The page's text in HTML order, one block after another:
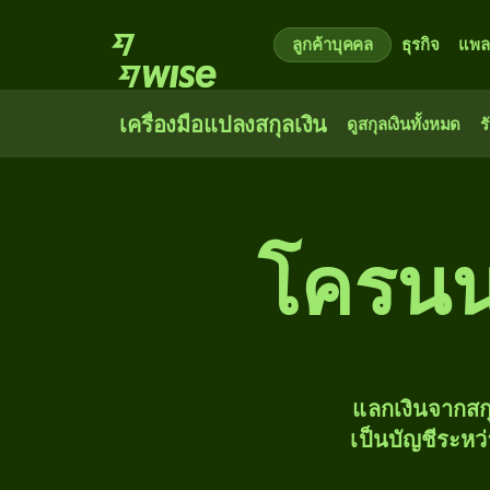
ลูกค้าบุคคล ธุรกิจ แพ
เครื่องมือแปลงสกุลเงิน ดูสกุลเงินทั้งหมด
โครน
แลกเงินจากส
เป็นบัญชีระหว่